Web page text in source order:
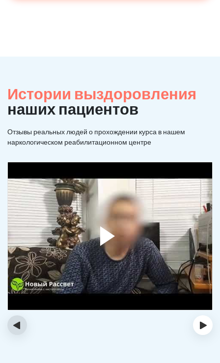
Истории выздоровления
наших пациентов
Отзывы реальных людей о прохождении курса в нашем
наркологическом реабилитационном центре
‹ ›